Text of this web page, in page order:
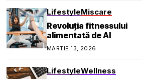
LifestyleMiscare
Revoluția fitnessului
alimentată de AI
MARTIE 13, 2026
LifestyleWellness